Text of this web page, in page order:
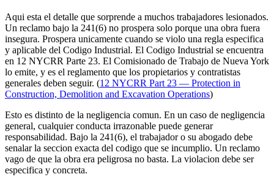
Aqui esta el detalle que sorprende a muchos trabajadores lesionados.
Un reclamo bajo la 241(6) no prospera solo porque una obra fuera
insegura. Prospera unicamente cuando se violo una regla especifica
y aplicable del Codigo Industrial. El Codigo Industrial se encuentra
en 12 NYCRR Parte 23. El Comisionado de Trabajo de Nueva York
lo emite, y es el reglamento que los propietarios y contratistas
generales deben seguir. (12 NYCRR Part 23 — Protection in
Construction, Demolition and Excavation Operations)
Esto es distinto de la negligencia comun. En un caso de negligencia
general, cualquier conducta irrazonable puede generar
responsabilidad. Bajo la 241(6), el trabajador o su abogado debe
senalar la seccion exacta del codigo que se incumplio. Un reclamo
vago de que la obra era peligrosa no basta. La violacion debe ser
especifica y concreta.